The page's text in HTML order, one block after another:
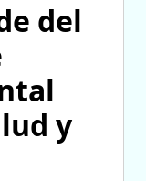
del
y